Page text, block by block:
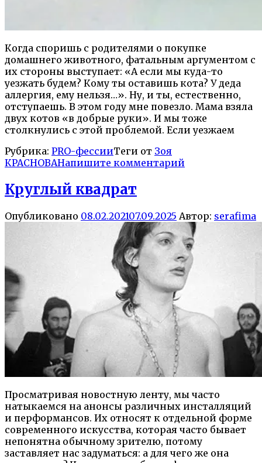
Когда споришь с родителями о покупке
домашнего животного, фатальным аргументом с
их стороны выступает: «А если мы куда-то
уезжать будем? Кому ты оставишь кота? У деда
аллергия, ему нельзя…». Ну, и ты, естественно,
отступаешь. В этом году мне повезло. Мама взяла
двух котов «в добрые руки». И мы тоже
столкнулись с этой проблемой. Если уезжаем
Рубрика: PRO-фессииТеги от Зоя
КРАСНОВАНапишите комментарий
Круглый квадрат
Опубликовано 08.02.202107.09.2025 Автор: serafima
Просматривая новостную ленту, мы часто
натыкаемся на анонсы различных инсталляций
и перформансов. Их относят к отдельной форме
современного искусства, которая часто бывает
непонятна обычному зрителю, потому
заставляет нас задуматься: а для чего же она